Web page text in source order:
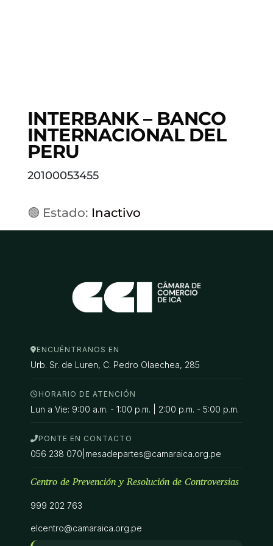
INTERBANK – BANCO
INTERNACIONAL DEL
PERU
20100053455
🟢 Estado: Inactivo
ENCUÉNTRANOS EN
Urb. Sr. de Luren, C. Pedro Olaechea, 285
HORARIO DE ATENCIÓN
Lun a Vie: 9:00 a.m. - 1:00 p.m. | 2:00 p.m. - 5:00 p.m.
PONTE EN CONTACTO
056 238 070 mesadepartes@camaraica.org.pe
Centro de Prevención y Resolución de Controversias
999 202 763
elcentro@camaraica.org.pe